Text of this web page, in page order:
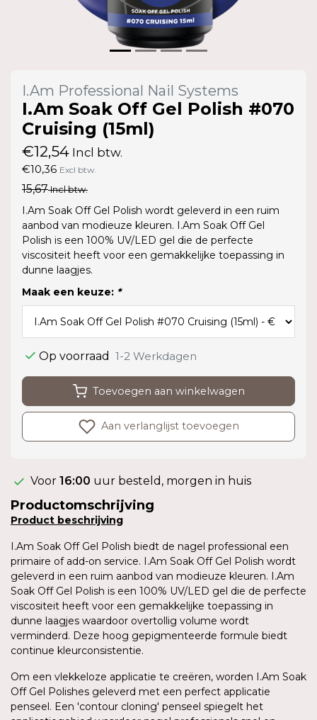
I.Am Professional Nail Systems
I.Am Soak Off Gel Polish #070
Cruising (15ml)
€12,54 Incl btw.
€10,36 Excl btw.
15,67Incl btw.
I.Am Soak Off Gel Polish wordt geleverd in een ruim
aanbod van modieuze kleuren. I.Am Soak Off Gel
Polish is een 100% UV/LED gel die de perfecte
viscositeit heeft voor een gemakkelijke toepassing in
dunne laagjes.
Maak een keuze: *
Op voorraad 1-2 Werkdagen
Toevoegen aan winkelwagen
Aan verlanglijst toevoegen
Voor 16:00 uur besteld, morgen in huis
Productomschrijving
Product beschrijving
I.Am Soak Off Gel Polish biedt de nagel professional een
primaire of add-on service. I.Am Soak Off Gel Polish wordt
geleverd in een ruim aanbod van modieuze kleuren. I.Am
Soak Off Gel Polish is een 100% UV/LED gel die de perfecte
viscositeit heeft voor een gemakkelijke toepassing in
dunne laagjes waardoor overtollig volume wordt
verminderd. Deze hoog gepigmenteerde formule biedt
continue kleurconsistentie.
Om een vlekkeloze applicatie te creëren, worden I.Am Soak
Off Gel Polishes geleverd met een perfect applicatie
penseel. Een 'contour cloning' penseel spiegelt het